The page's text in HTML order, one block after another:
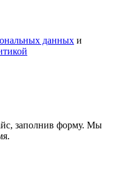
данных и
заполнив форму. Мы